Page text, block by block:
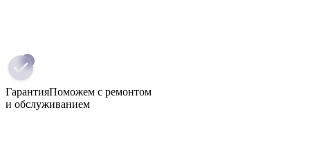
ГарантияПоможем с ремонтом
и обслуживанием